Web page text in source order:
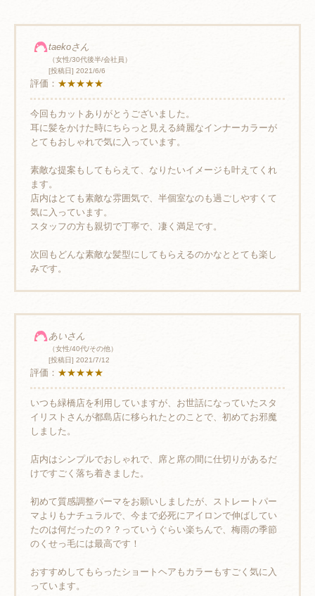
taekoさん
（女性/30代後半/会社員）
[投稿日] 2021/6/6
評価： ★★★★★
今回もカットありがとうございました。
耳に髪をかけた時にちらっと見える綺麗なインナーカラーが
とてもおしゃれで気に入っています。
素敵な提案もしてもらえて、なりたいイメージも叶えてくれ
ます。
店内はとても素敵な雰囲気で、半個室なのも過ごしやすくて
気に入っています。
スタッフの方も親切で丁寧で、凄く満足です。
次回もどんな素敵な髪型にしてもらえるのかなととても楽し
みです。
あいさん
（女性/40代/その他）
[投稿日] 2021/7/12
評価： ★★★★★
いつも緑橋店を利用していますが、お世話になっていたスタ
イリストさんが都島店に移られたとのことで、初めてお邪魔
しました。
店内はシンプルでおしゃれで、席と席の間に仕切りがあるだ
けですごく落ち着きました。
初めて質感調整パーマをお願いしましたが、ストレートパー
マよりもナチュラルで、今まで必死にアイロンで伸ばしてい
たのは何だったの？？っていうぐらい楽ちんで、梅雨の季節
のくせっ毛には最高です！
おすすめしてもらったショートヘアもカラーもすごく気に入
っています。